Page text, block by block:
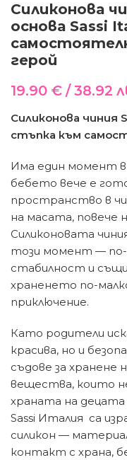
Силиконова
основа Sassi
герой
19.90 € / 38.92
Силиконова чиния
стъпка към
Има един момент в
бебето вече е
пространство в
на масата, повече
Силиконовата
този момент —
стабилност и
храненето по-
приключение.
Като родители
красива, но и
съдове за хранене
вещества, които
храната на децата
Sassi Италия са
силикон —
контакт с храна,